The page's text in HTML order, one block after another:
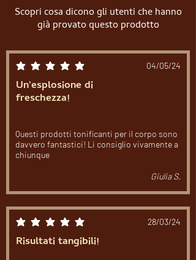
Scopri cosa dicono gli utenti che hanno
già provato questo prodotto
la valutazione media è 5 su 5 04/05/24
Un'esplosione di
freschezza!
Questi prodotti tonificanti per il corpo sono
davvero fantastici! Li consiglio vivamente a
chiunque
Giulia S.
la valutazione media è 5 su 5 28/03/24
Risultati tangibili!